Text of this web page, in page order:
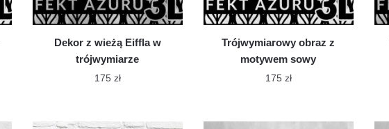
Dekor z wieżą Eiffla w
trójwymiarze
175 zł
produkt
Trójwymiarowy obraz z
motywem sowy
175 zł
produkt